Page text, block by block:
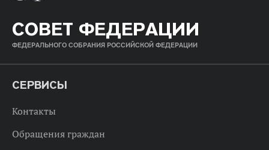
СОВЕТ ФЕДЕРАЦИИ
ФЕДЕРАЛЬНОГО СОБРАНИЯ РОССИЙСКОЙ ФЕДЕРАЦИИ
СЕРВИСЫ
Контакты
Обращения граждан